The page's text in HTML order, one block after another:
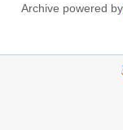
Archive powered by